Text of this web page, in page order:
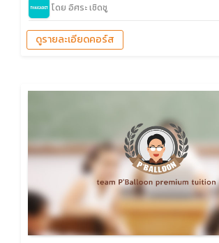
โดย อิศระ เชิดชู
ดูรายละเอียดคอร์ส